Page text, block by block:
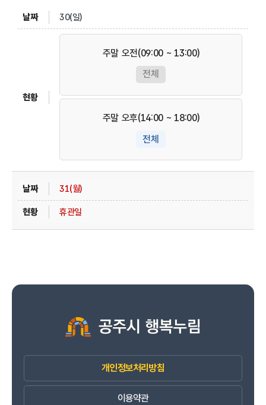
30(일)
주말 오전(09:00 ~ 13:00)
전체
주말 오후(14:00 ~ 18:00)
전체
31(월)
휴관일
개인정보처리방침
이용약관